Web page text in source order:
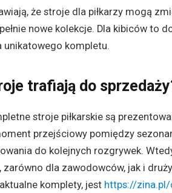
że stroje dla piłkarzy mogą
nowe kolekcje. Dla kibiców to
kompletu.
trafiają do
stroje piłkarskie są
przejściowy pomiędzy
do kolejnych rozgrywek.
dla zawodowców, jak i
komplety, jest https://